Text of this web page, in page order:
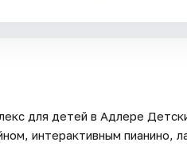
для детей в Адлере
интерактивным пианино,